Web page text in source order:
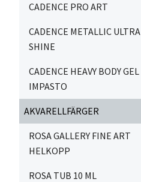
CADENCE PRO ART
CADENCE METALLIC ULTRA
SHINE
CADENCE HEAVY BODY GEL
IMPASTO
AKVARELLFÄRGER
ROSA GALLERY FINE ART
HELKOPP
ROSA TUB 10 ML